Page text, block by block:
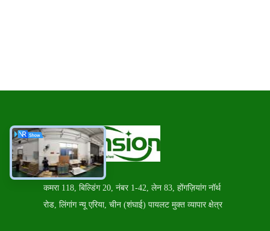
कमरा 118, बिल्डिंग 20, नंबर 1-42, लेन 83, होंगज़ियांग नॉर्थ
रोड, लिंगांग न्यू एरिया, चीन (शंघाई) पायलट मुक्त व्यापार क्षेत्र